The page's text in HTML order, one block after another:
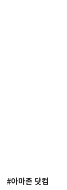
#아마존 닷컴